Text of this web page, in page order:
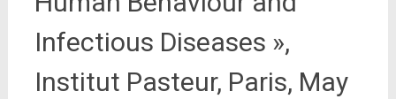
Infectious Diseases »,
Institut Pasteur, Paris, May